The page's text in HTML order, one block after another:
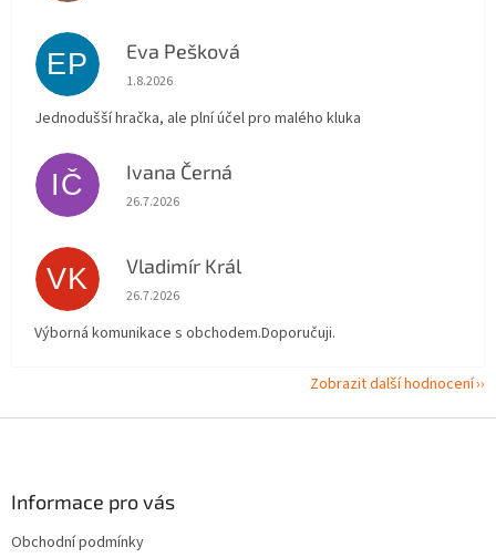
EP Eva Pešková
Hodnocení obchodu je 5 z 5 hvězdiček.
1.8.2026
Jednodušší hračka, ale plní účel pro malého kluka
IČ Ivana Černá
Hodnocení obchodu je 5 z 5 hvězdiček.
26.7.2026
VK Vladimír Král
Hodnocení obchodu je 5 z 5 hvězdiček.
26.7.2026
Výborná komunikace s obchodem.Doporučuji.
Zobrazit další hodnocení
Informace pro vás
Obchodní podmínky